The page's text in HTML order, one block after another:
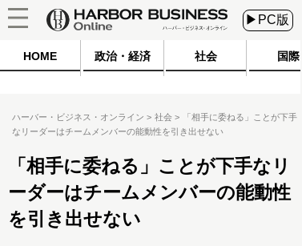
▶PC版
HOME 政治・経済 社会 国際
ハーバー・ビジネス・オンライン 社会
「相手に委ねる」ことが下手
なリーダーはチームメンバーの能動性を引き出せない
「相手に委ねる」ことが下手なリ
ーダーはチームメンバーの能動性
を引き出せない